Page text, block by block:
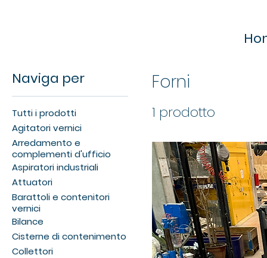
Naviga per
Tutti i prodotti
Agitatori vernici
Arredamento e
complementi d'ufficio
Aspiratori industriali
Attuatori
Barattoli e contenitori
vernici
Bilance
Cisterne di contenimento
Collettori
Forni
1 prodotto